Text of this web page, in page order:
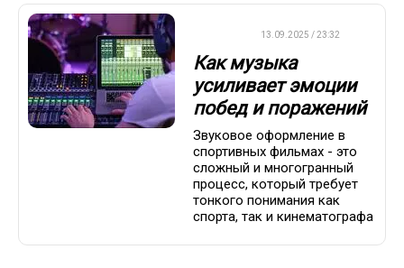
13.09.2025 / 23:32
Как музыка
усиливает эмоции
побед и поражений
Звуковое оформление в
спортивных фильмах - это
сложный и многогранный
процесс, который требует
тонкого понимания как
спорта, так и кинематографа